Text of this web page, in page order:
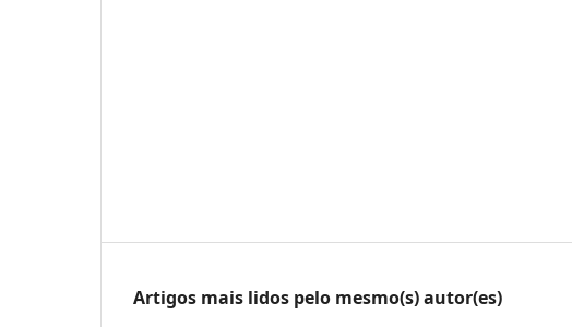
Artigos mais lidos pelo mesmo(s) autor(es)